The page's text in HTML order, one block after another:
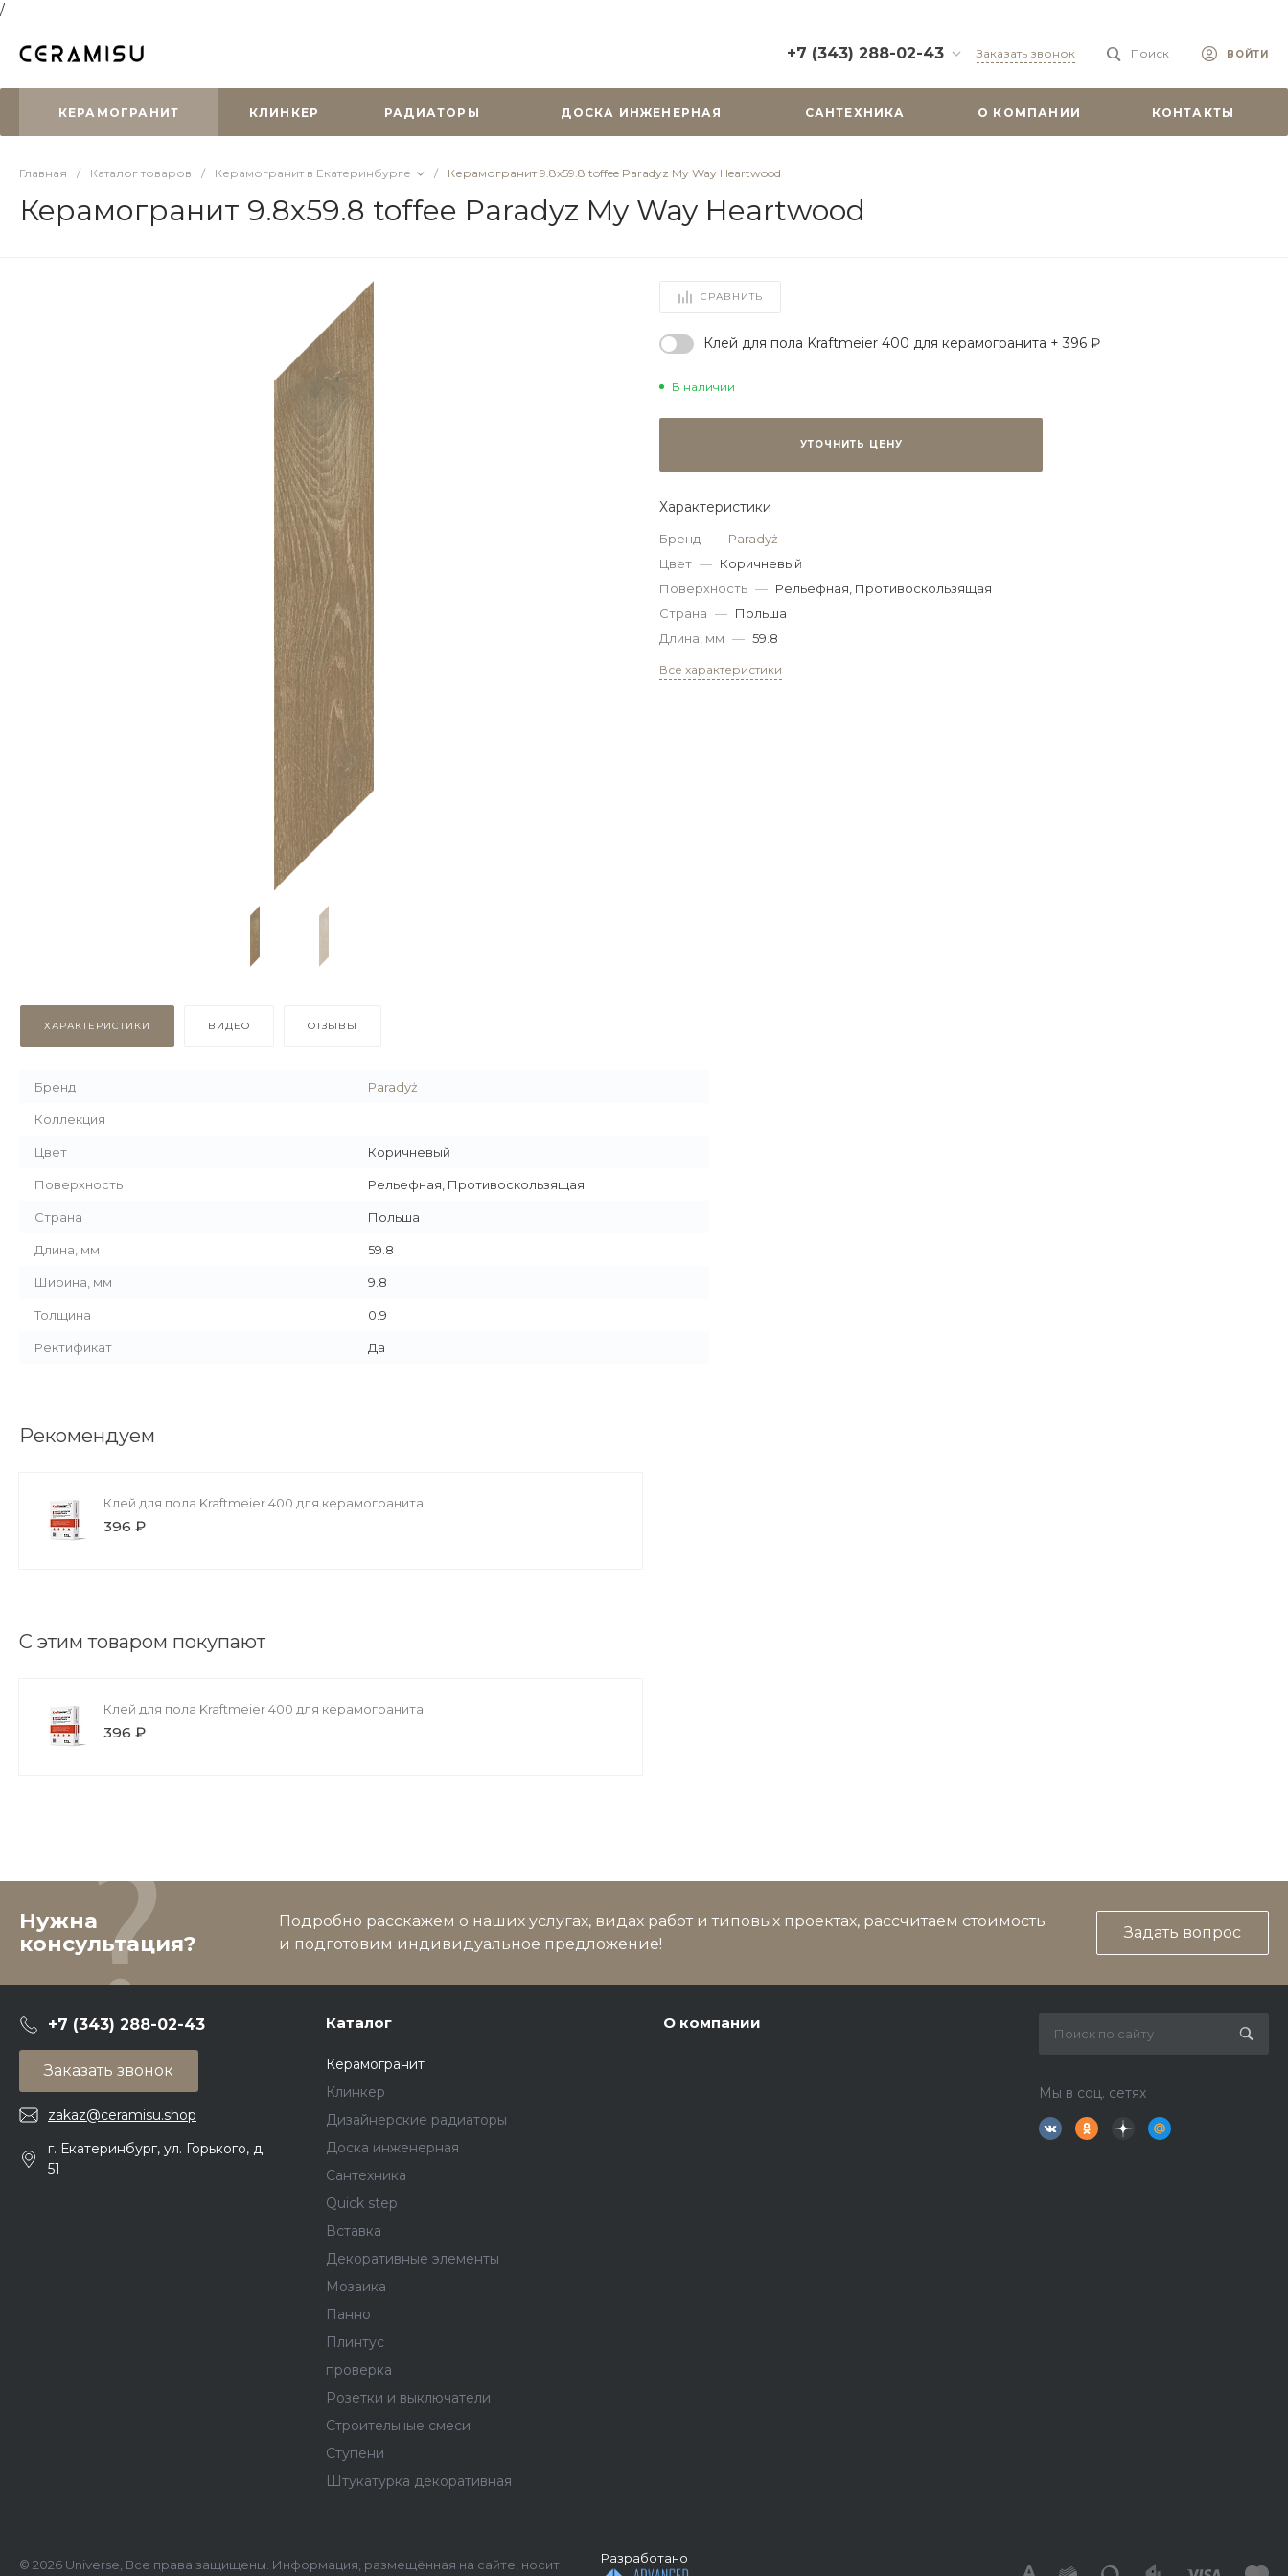
/
+7 (343) 288-02-43
г. Екатеринбург, ул.
Горького, д. 51
+7 (343) 319-08-18
Заказать звонок Поиск ВОЙТИ
КЕРАМОГРАНИТ КЛИНКЕР РАДИАТОРЫ ДОСКА ИНЖЕНЕРНАЯ САНТЕХНИКА О КОМПАНИИ КОНТАКТЫ
Главная / Каталог товаров / Керамогранит в Екатеринбурге / Керамогранит 9.8х59.8 toffee Paradyz My Way Heartwood
Керамогранит 9.8х59.8 toffee Paradyz My Way Heartwood
СРАВНИТЬ
Клей для пола Kraftmeier 400 для керамогранита + 396 ₽
В наличии
УТОЧНИТЬ ЦЕНУ
Характеристики
Бренд — Paradyż
Цвет — Коричневый
Поверхность — Рельефная, Противоскользящая
Страна — Польша
Длина, мм — 59.8
Все характеристики
ХАРАКТЕРИСТИКИ ВИДЕО ОТЗЫВЫ
Бренд Paradyż
Коллекция
Цвет Коричневый
Поверхность Рельефная, Противоскользящая
Страна Польша
Длина, мм 59.8
Ширина, мм 9.8
Толщина 0.9
Ректификат Да
Рекомендуем
Клей для пола Kraftmeier 400 для керамогранита
396 ₽
С этим товаром покупают
Клей для пола Kraftmeier 400 для керамогранита
396 ₽
Нужна
консультация?
Подробно расскажем о наших услугах, видах работ и типовых проектах, рассчитаем стоимость
и подготовим индивидуальное предложение!
Задать вопрос
+7 (343) 288-02-43
Заказать звонок
zakaz@ceramisu.shop
г. Екатеринбург, ул. Горького, д.
51
Каталог
Керамогранит
Клинкер
Дизайнерские радиаторы
Доска инженерная
Сантехника
Quick step
Вставка
Декоративные элементы
Мозаика
Панно
Плинтус
проверка
Розетки и выключатели
Строительные смеси
Ступени
Штукатурка декоративная
О компании
Мы в соц. сетях
© 2026 Universe, Все права защищены. Информация, размещённая на сайте, носит
Разработано